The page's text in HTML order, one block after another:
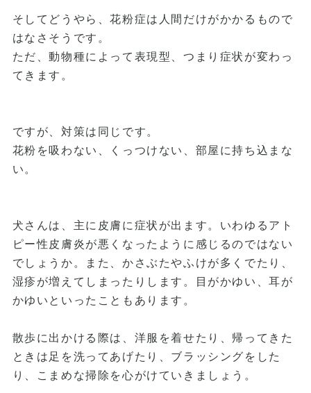
そしてどうやら、花粉症は人間だけがかかるもので
はなさそうです。
ただ、動物種によって表現型、つまり症状が変わっ
てきます。
ですが、対策は同じです。
花粉を吸わない、くっつけない、部屋に持ち込まな
い。
犬さんは、主に皮膚に症状が出ます。いわゆるアト
ピー性皮膚炎が悪くなったように感じるのではない
でしょうか。また、かさぶたやふけが多くでたり、
湿疹が増えてしまったりします。目がかゆい、耳が
かゆいといったこともあります。
散歩に出かける際は、洋服を着せたり、帰ってきた
ときは足を洗ってあげたり、ブラッシングをした
り、こまめな掃除を心がけていきましょう。